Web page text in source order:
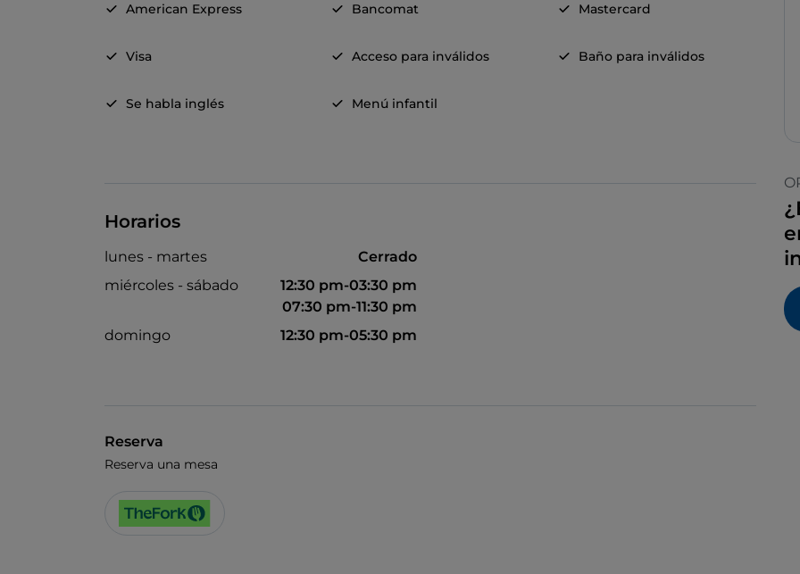
American Express Bancomat Mastercard
Visa Acceso para inválidos Baño para inválidos
Se habla inglés Menú infantil
Horarios
lunes - martes
Cerrado
miércoles - sábado
12:30 pm-03:30 pm
07:30 pm-11:30 pm
domingo
12:30 pm-05:30 pm
Reserva
Reserva una mesa